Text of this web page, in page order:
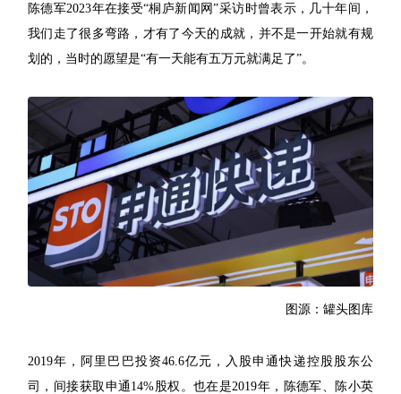
陈德军2023年在接受“桐庐新闻网”采访时曾表示，几十年间，
我们走了很多弯路，才有了今天的成就，并不是一开始就有规
划的，当时的愿望是“有一天能有五万元就满足了”。
图源：罐头图库
2019年，阿里巴巴投资46.6亿元，入股申通快递控股股东公
司，间接获取申通14%股权。也在是2019年，陈德军、陈小英